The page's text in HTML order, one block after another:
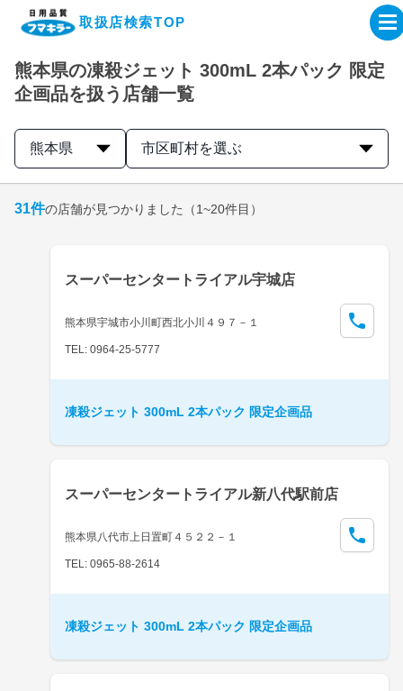
取扱店検索TOP
企業・IR情報サイト
製品情報サイト
取扱店検索はこちら
熊本県の凍殺ジェット 300mL 2本パック 限定
企画品を扱う店舗一覧
熊本県 市区町村を選ぶ
31件の店舗が見つかりました （1~20件目）
スーパーセンタートライアル宇城店
熊本県宇城市小川町西北小川４９７－１
TEL: 0964-25-5777
凍殺ジェット 300mL 2本パック 限定企画品
スーパーセンタートライアル新八代駅前店
熊本県八代市上日置町４５２２－１
TEL: 0965-88-2614
凍殺ジェット 300mL 2本パック 限定企画品